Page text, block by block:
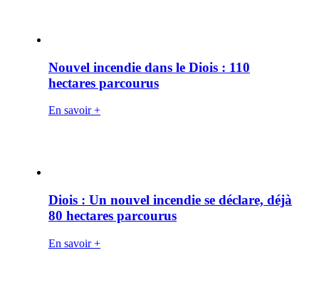
Nouvel incendie dans le Diois : 110
hectares parcourus
En savoir +
Diois : Un nouvel incendie se déclare, déjà
80 hectares parcourus
En savoir +